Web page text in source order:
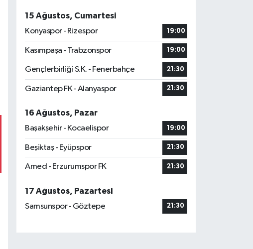
15 Ağustos, Cumartesi
Konyaspor - Rizespor
19:00
Kasımpaşa - Trabzonspor 19:00
Gençlerbirliği S.K. - Fenerbahçe 21:30
Gaziantep FK - Alanyaspor 21:30
16 Ağustos, Pazar
Başakşehir - Kocaelispor
19:00
Beşiktaş - Eyüpspor 21:30
Amed - Erzurumspor FK 21:30
17 Ağustos, Pazartesi
Samsunspor - Göztepe
21:30